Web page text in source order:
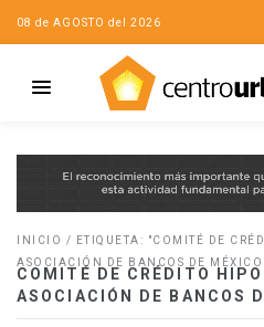
08 de AGOSTO del 2026
INICIO /
ETIQUETA: "COMITÉ DE
ASOCIACIÓN DE BANCOS DE
COMITÉ DE CRÉDITO
ASOCIACIÓN DE BANCOS